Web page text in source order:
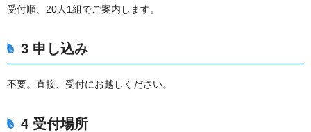
受付順、20人1組でご案内します。
3 申し込み
不要。直接、受付にお越しください。
4 受付場所